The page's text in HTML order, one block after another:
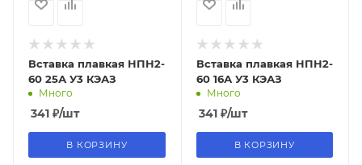
Вставка плавкая НПН2-
60 25А У3 КЭАЗ
Много
341 ₽/шт
В КОРЗИНУ
Вставка плавкая НПН2-
60 16А У3 КЭАЗ
Много
341₽/шт
В КОРЗИНУ